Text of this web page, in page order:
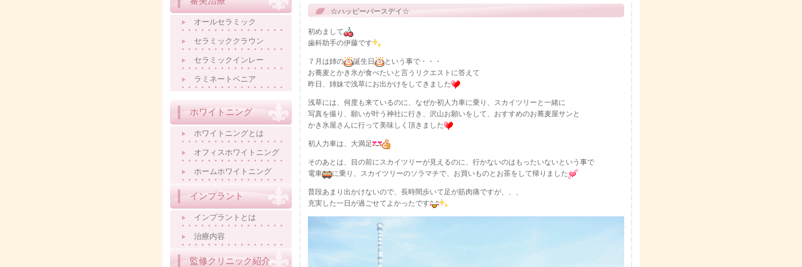
☆ハッピーバースデイ☆
初めまして
歯科助手の伊藤です
７月は姉の 誕生日
という事で・・・
お蕎麦とかき氷が食べたいと言うリクエストに答えて
昨日、姉妹で浅草にお出かけをしてきました
浅草には、何度も来ているのに、なぜか初人力車に乗り、スカイツリーと一緒に
写真を撮り、願いが叶う神社に行き、沢山お願いをして、おすすめのお蕎麦屋サンと
かき氷屋さんに行って美味しく頂きました
初人力車は、大満足
そのあとは、目の前にスカイツリーが見えるのに、行かないのはもったいないという事で
電車
に乗り、スカイツリーのソラマチで、お買いものとお茶をして帰りました
普段あまり出かけないので、長時間歩いて足が筋肉痛ですが、、、
充実した一日が過ごせてよかったです
オールセラミック
セラミッククラウン
セラミックインレー
ラミネートベニア
ホワイトニング
ホワイトニングとは
オフィスホワイトニング
ホームホワイトニング
インプラント
インプラントとは
治療内容
監修クリニック紹介